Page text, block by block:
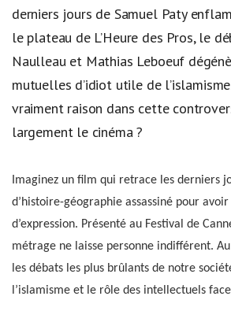
derniers jours de Samuel Paty
le plateau de L’Heure des Pros, le
Naulleau et Mathias Leboeuf
mutuelles d’idiot utile de
vraiment raison dans cette
largement le cinéma ?
Imaginez un film qui retrace les derniers
d’histoire-géographie assassiné pour
d’expression. Présenté au Festival de
métrage ne laisse personne indifférent.
les débats les plus brûlants de notre
l’islamisme et le rôle des intellectuels